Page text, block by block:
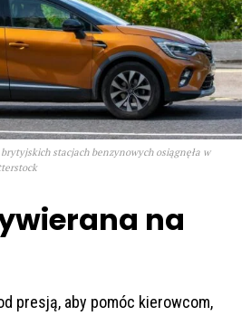
stacjach benzynowych osiągnęła w
na
presją, aby pomóc kierowcom,